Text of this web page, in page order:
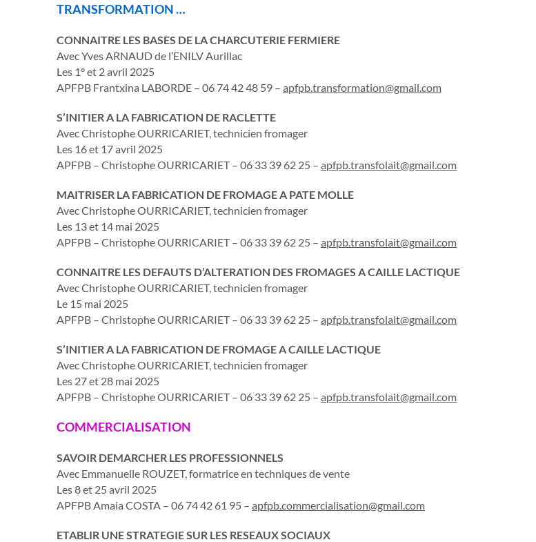
TRANSFORMATION …
CONNAITRE LES BASES DE LA CHARCUTERIE FERMIERE
Avec Yves ARNAUD de l’ENILV Aurillac
Les 1° et 2 avril 2025
APFPB Frantxina LABORDE – 06 74 42 48 59 – apfpb.transformation@gmail.com
S’INITIER A LA FABRICATION DE RACLETTE
Avec Christophe OURRICARIET, technicien fromager
Les 16 et 17 avril 2025
APFPB – Christophe OURRICARIET – 06 33 39 62 25 – apfpb.transfolait@gmail.com
MAITRISER LA FABRICATION DE FROMAGE A PATE MOLLE
Avec Christophe OURRICARIET, technicien fromager
Les 13 et 14 mai 2025
APFPB – Christophe OURRICARIET – 06 33 39 62 25 – apfpb.transfolait@gmail.com
CONNAITRE LES DEFAUTS D’ALTERATION DES FROMAGES A CAILLE LACTIQUE
Avec Christophe OURRICARIET, technicien fromager
Le 15 mai 2025
APFPB – Christophe OURRICARIET – 06 33 39 62 25 – apfpb.transfolait@gmail.com
S’INITIER A LA FABRICATION DE FROMAGE A CAILLE LACTIQUE
Avec Christophe OURRICARIET, technicien fromager
Les 27 et 28 mai 2025
APFPB – Christophe OURRICARIET – 06 33 39 62 25 – apfpb.transfolait@gmail.com
COMMERCIALISATION
SAVOIR DEMARCHER LES PROFESSIONNELS
Avec Emmanuelle ROUZET, formatrice en techniques de vente
Les 8 et 25 avril 2025
APFPB Amaia COSTA – 06 74 42 61 95 – apfpb.commercialisation@gmail.com
ETABLIR UNE STRATEGIE SUR LES RESEAUX SOCIAUX